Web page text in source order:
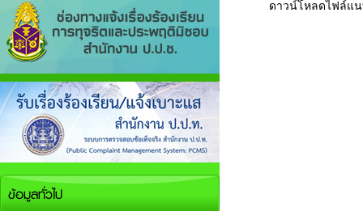
ข้อมูลทั่วไป
ดาวน์โหลดไฟล์แ